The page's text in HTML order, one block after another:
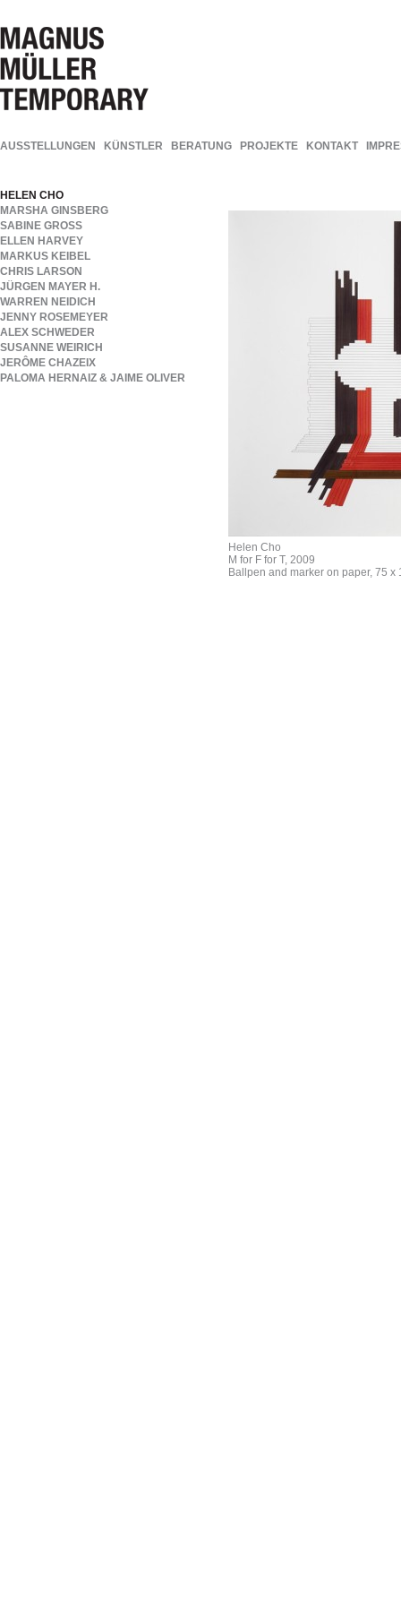
AUSSTELLUNGEN KÜNSTLER BERATUNG PROJEKTE KONTAKT
HELEN CHO
MARSHA GINSBERG
SABINE GROSS
ELLEN HARVEY
MARKUS KEIBEL
CHRIS LARSON
JÜRGEN MAYER H.
WARREN NEIDICH
JENNY ROSEMEYER
ALEX SCHWEDER
SUSANNE WEIRICH
JERÔME CHAZEIX
PALOMA HERNAIZ & JAIME OLIVER
Helen Cho
M for F for T, 2009
Ballpen and marker on paper, 75 x